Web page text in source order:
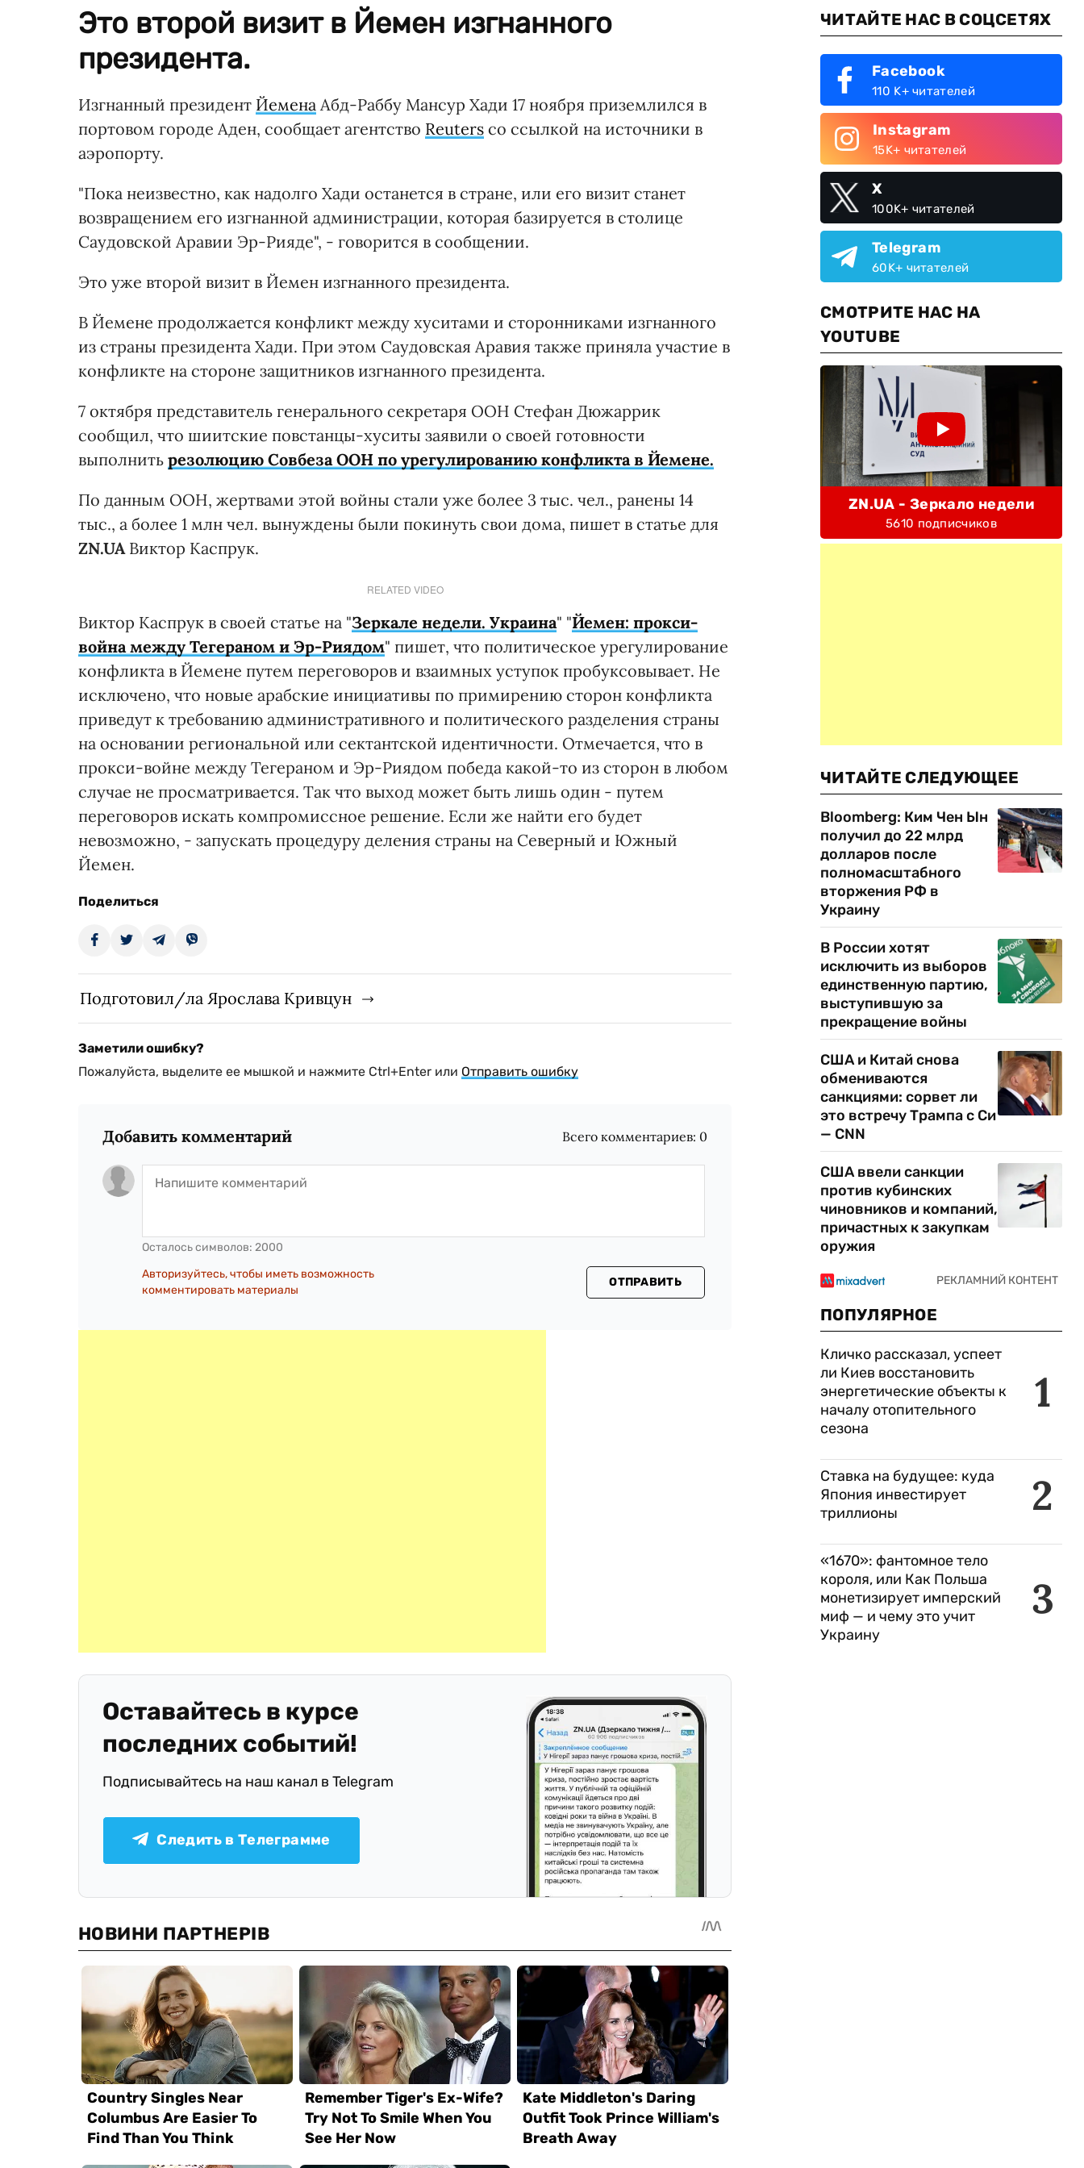
Это второй визит в Йемен изгнанного
президента.
Изгнанный президент Йемена Абд-Раббу Мансур Хади 17 ноября приземлился в
портовом городе Аден, сообщает агентство Reuters со ссылкой на источники в
аэропорту.
"Пока неизвестно, как надолго Хади останется в стране, или его визит станет
возвращением его изгнанной администрации, которая базируется в столице
Саудовской Аравии Эр-Рияде", - говорится в сообщении.
Это уже второй визит в Йемен изгнанного президента.
В Йемене продолжается конфликт между хуситами и сторонниками изгнанного
из страны президента Хади. При этом Саудовская Аравия также приняла участие в
конфликте на стороне защитников изгнанного президента.
7 октября представитель генерального секретаря ООН Стефан Дюжаррик
сообщил, что шиитские повстанцы-хуситы заявили о своей готовности
выполнить резолюцию Совбеза ООН по урегулированию конфликта в Йемене.
По данным ООН, жертвами этой войны стали уже более 3 тыс. чел., ранены 14
тыс., а более 1 млн чел. вынуждены были покинуть свои дома, пишет в статье для
ZN.UAВиктор Каспрук.
RELATED VIDEO
Виктор Каспрук в своей статье на "Зеркале недели. Украина" "Йемен: прокси-
война между Тегераном и Эр-Риядом" пишет, что политическое урегулирование
конфликта в Йемене путем переговоров и взаимных уступок пробуксовывает. Не
исключено, что новые арабские инициативы по примирению сторон конфликта
приведут к требованию административного и политического разделения страны
на основании региональной или сектантской идентичности. Отмечается, что в
прокси-войне между Тегераном и Эр-Риядом победа какой-то из сторон в любом
случае не просматривается. Так что выход может быть лишь один - путем
переговоров искать компромиссное решение. Если же найти его будет
невозможно, - запускать процедуру деления страны на Северный и Южный
Йемен.
Поделиться
Подготовил/ла Ярослава Кривцун
Заметили ошибку?
Пожалуйста, выделите ее мышкой и нажмите Ctrl+Enter или Отправить ошибку
Добавить комментарий Всего комментариев: 0
Осталось символов: 2000
Авторизуйтесь, чтобы иметь возможность
комментировать материалы
ОТПРАВИТЬ
Оставайтесь в курсе
последних событий!
Подписывайтесь на наш канал в Telegram
Следить в Телеграмме
ЧИТАЙТЕ НАС В СОЦСЕТЯХ
Facebook
110 K+ читателей
Instagram
15K+ читателей
X
100K+ читателей
Telegram
60K+ читателей
СМОТРИТЕ НАС НА
YOUTUBE
ZN.UA - Зеркало недели
5610 подписчиков
ЧИТАЙТЕ СЛЕДУЮЩЕЕ
Bloomberg: Ким Чен Ын
получил до 22 млрд
долларов после
полномасштабного
вторжения РФ в
Украину
В России хотят
исключить из выборов
единственную партию,
выступившую за
прекращение войны
США и Китай снова
обмениваются
санкциями: сорвет ли
это встречу Трампа с Си
— CNN
США ввели санкции
против кубинских
чиновников и компаний,
причастных к закупкам
оружия
ПОПУЛЯРНОЕ
1
Кличко рассказал, успеет
ли Киев восстановить
энергетические объекты к
началу отопительного
сезона
2
Ставка на будущее: куда
Япония инвестирует
триллионы
3
«1670»: фантомное тело
короля, или Как Польша
монетизирует имперский
миф — и чему это учит
Украину